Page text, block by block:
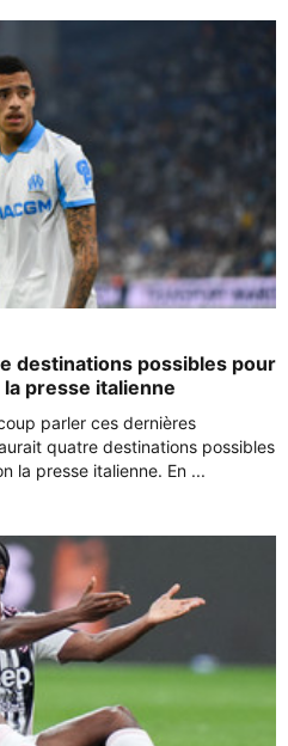
destinations possibles pour
presse italienne
parler ces dernières
quatre destinations possibles
la presse italienne. En ...